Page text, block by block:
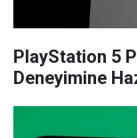
PlayStation 5
Deneyimine